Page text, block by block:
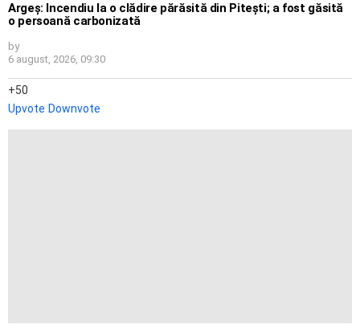
Argeș: Incendiu la o clădire părăsită din Pitești; a fost găsită
o persoană carbonizată
by
6 august, 2026, 09:30
50
Upvote Downvote